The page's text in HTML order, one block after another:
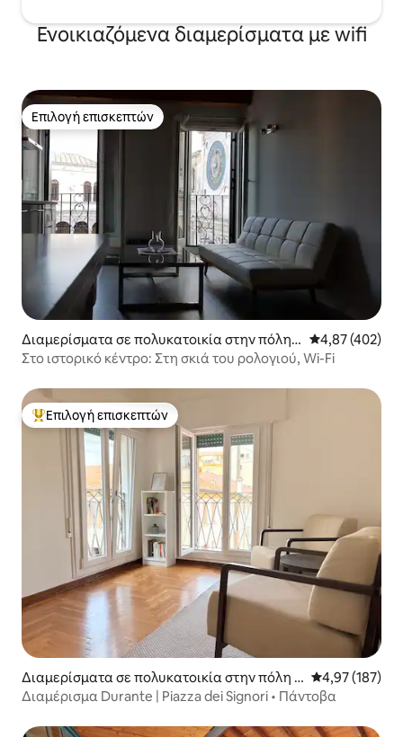
Ενοικιαζόμενα διαμερίσματα με wifi
Επιλογή επισκεπτών
Επιλογή επισκεπτών
Διαμερίσματα σε πολυκατοικία στην πόλη
Πάντοβα
Μέση
4,87 (402)
Στο ιστορικό κέντρο: Στη σκιά του ρολογιού, Wi-Fi
Κορυφαία επιλογή επισκεπτών
Επιλογή επισκεπτών
Διαμερίσματα σε πολυκατοικία στην πόλη Π
άντοβα
Μέση
4,97 (187)
Διαμέρισμα Durante | Piazza dei Signori • Πάντοβα